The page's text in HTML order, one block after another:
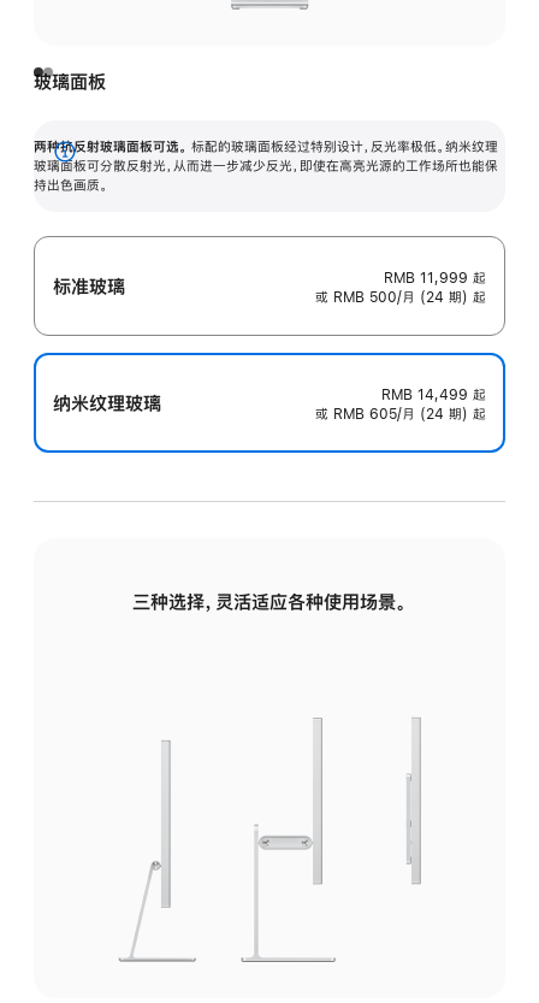
玻璃面板
两种抗反射玻璃面板可选。 标配的玻璃面板经过特别设计，反光率极低。纳米纹理
玻璃面板可分散反射光，从而进一步减少反光，即使在高亮光源的工作场所也能保
持出色画质。
展
开
标准玻璃 RMB 11,999 起
或 RMB 500/月 (24 期) 起
纳米纹理玻璃 RMB 14,499 起
或 RMB 605/月 (24 期) 起
三种选择，灵活适应各种使用场景。